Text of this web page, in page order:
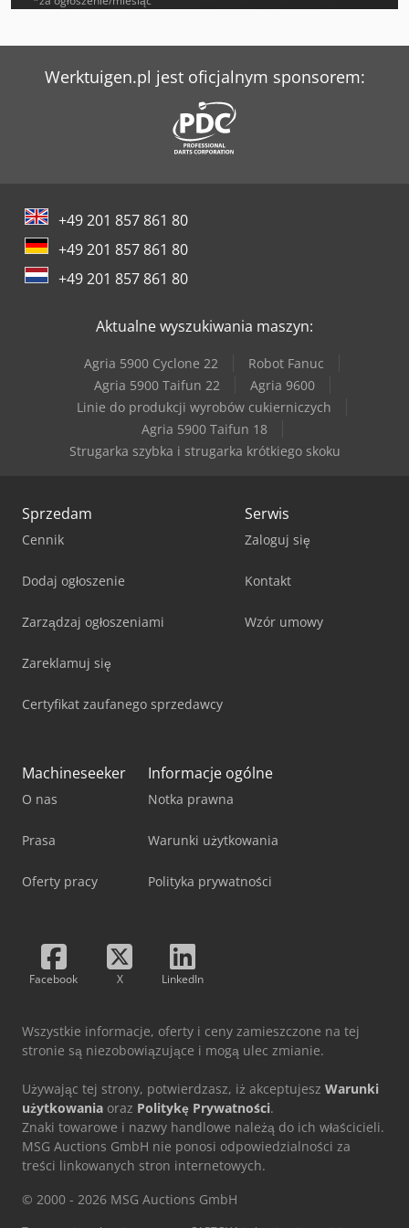
Graule Akf 4/250
Ibarmia Zv 45
Lissmac Sbm-L 1000 G1S2
Metallkraft Msbm 1520-17 Pro S
Schunk Jbm-St 220
Weiler E 30
Werktuigen.pl jest oficjalnym sponsorem:
+49 201 857 861 80
+49 201 857 861 80
+49 201 857 861 80
Aktualne wyszukiwania maszyn:
Agria 5900 Cyclone 22
Robot Fanuc
Agria 5900 Taifun 22
Agria 9600
Linie do produkcji wyrobów cukierniczych
Agria 5900 Taifun 18
Strugarka szybka i strugarka krótkiego skoku
Sprzedam
Cennik
Dodaj ogłoszenie
Zarządzaj ogłoszeniami
Zareklamuj się
Certyfikat zaufanego sprzedawcy
Serwis
Zaloguj się
Kontakt
Wzór umowy
Machineseeker
O nas
Prasa
Oferty pracy
Informacje ogólne
Notka prawna
Warunki użytkowania
Polityka prywatności
Facebook X LinkedIn
Wszystkie informacje, oferty i ceny zamieszczone na tej
stronie są niezobowiązujące i mogą ulec zmianie.
Używając tej strony, potwierdzasz, iż akceptujesz Warunki
użytkowania oraz Politykę Prywatności.
Znaki towarowe i nazwy handlowe należą do ich właścicieli.
MSG Auctions GmbH nie ponosi odpowiedzialności za
treści linkowanych stron internetowych.
© 2000 - 2026 MSG Auctions GmbH